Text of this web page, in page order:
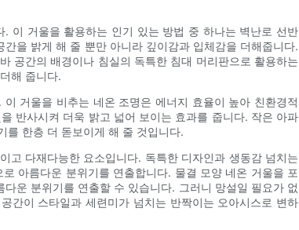
이 거울을 활용하는 인기 있는 방법 중 하나는 벽난로 선반
을 밝게 해 줄 뿐만 아니라 깊이감과 입체감을 더해줍니다.
공간의 배경이나 침실의 독특한 침대 머리판으로 활용하는
해 줍니다.
거울을 비추는 네온 조명은 에너지 효율이 높아 친환경적
반사시켜 더욱 밝고 넓어 보이는 효과를 줍니다. 작은 아파
를 한층 더 돋보이게 해 줄 것입니다.
고 다재다능한 요소입니다. 독특한 디자인과 생동감 넘치는
아름다운 분위기를 연출합니다. 물결 모양 네온 거울을 포
운 분위기를 연출할 수 있습니다. 그러니 망설일 필요가 없
간이 스타일과 세련미가 넘치는 반짝이는 오아시스로 변하